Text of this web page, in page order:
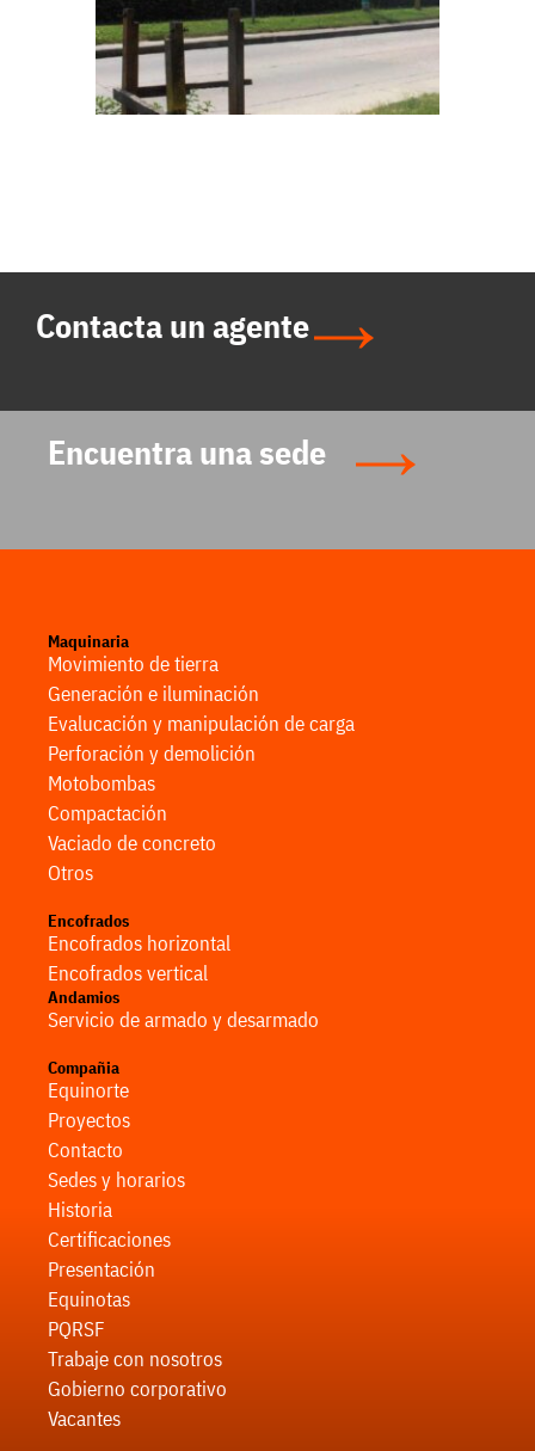
Contacta un agente
Encuentra una sede
Maquinaria
Movimiento de tierra
Generación e iluminación
Evalucación y manipulación de carga
Perforación y demolición
Motobombas
Compactación
Vaciado de concreto
Otros
Encofrados
Encofrados horizontal
Encofrados vertical
Andamios
Servicio de armado y desarmado
Compañia
Equinorte
Proyectos
Contacto
Sedes y horarios
Historia
Certificaciones
Presentación
Equinotas
PQRSF
Trabaje con nosotros
Gobierno corporativo
Vacantes